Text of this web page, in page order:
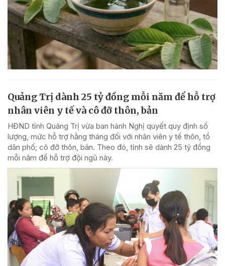
Quảng Trị dành 25 tỷ đồng mỗi năm để hỗ trợ
nhân viên y tế và cô đỡ thôn, bản
HĐND tỉnh Quảng Trị vừa ban hành Nghị quyết quy định số
lượng, mức hỗ trợ hằng tháng đối với nhân viên y tế thôn, tổ
dân phố; cô đỡ thôn, bản. Theo đó, tỉnh sẽ dành 25 tỷ đồng
mỗi năm để hỗ trợ đội ngũ này.